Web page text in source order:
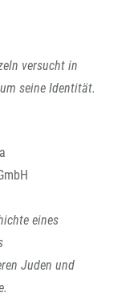
versucht in
seine Identität.
eines
Juden und